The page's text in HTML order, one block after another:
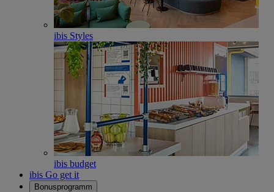
ibis Styles
ibis budget
ibis Go get it
Bonusprogramm